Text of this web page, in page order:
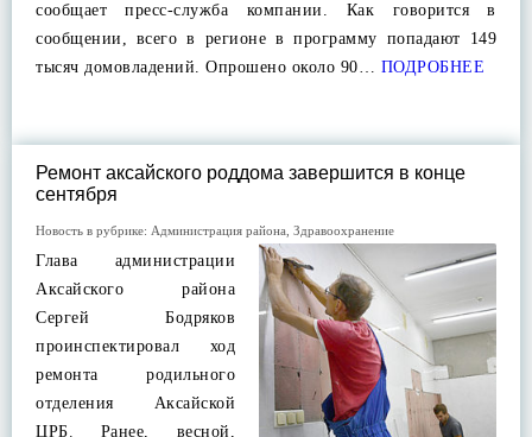
сообщает пресс-служба компании. Как говорится в
сообщении, всего в регионе в программу попадают 149
тысяч домовладений. Опрошено около 90… ПОДРОБНЕЕ
Ремонт аксайского роддома завершится в конце
сентября
Новость в рубрике: Администрация района Здравоохранение
Глава администрации
Аксайского района
Сергей Бодряков
проинспектировал ход
ремонта родильного
отделения Аксайской
ЦРБ. Ранее, весной,